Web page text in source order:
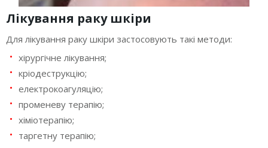
Лікування раку шкіри
Для лікування раку шкіри застосовують такі методи:
хірургічне лікування;
кріодеструкцію;
електрокоагуляцію;
променеву терапію;
хіміотерапію;
таргетну терапію;